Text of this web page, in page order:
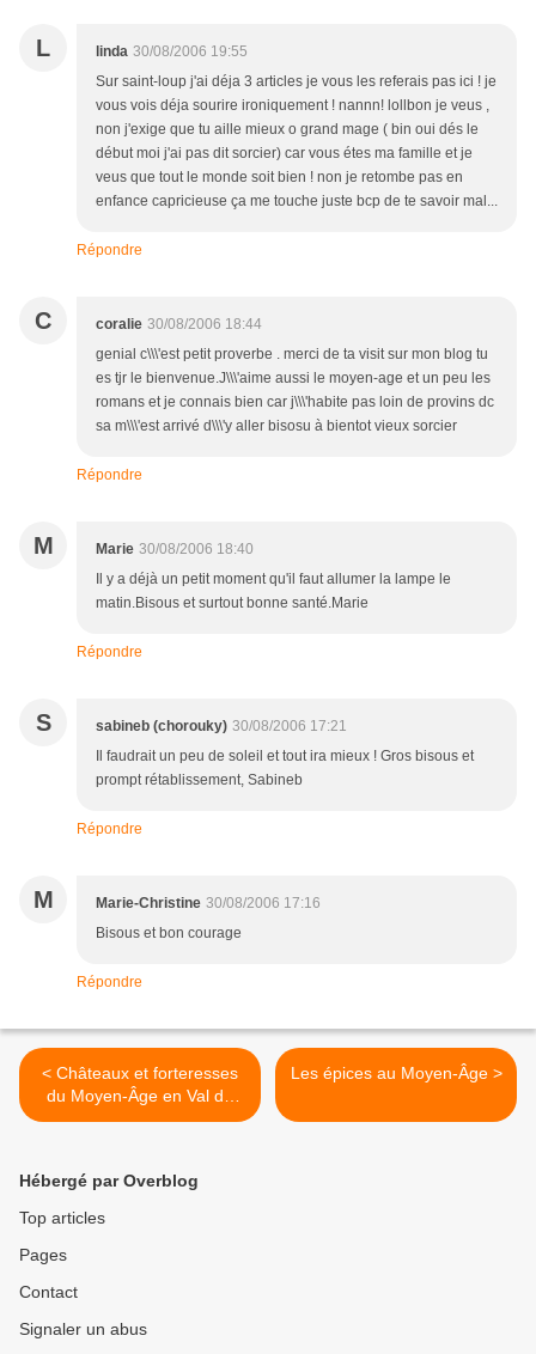
L linda 30/08/2006 19:55
Sur saint-loup j'ai déja 3 articles je vous les referais pas ici ! je
vous vois déja sourire ironiquement ! nannn! lollbon je veus ,
non j'exige que tu aille mieux o grand mage ( bin oui dés le
début moi j'ai pas dit sorcier) car vous étes ma famille et je
veus que tout le monde soit bien ! non je retombe pas en
enfance capricieuse ça me touche juste bcp de te savoir mal...
Répondre
C coralie 30/08/2006 18:44
genial c\\\'est petit proverbe . merci de ta visit sur mon blog tu
es tjr le bienvenue.J\\\'aime aussi le moyen-age et un peu les
romans et je connais bien car j\\\'habite pas loin de provins dc
sa m\\\'est arrivé d\\\'y aller bisosu à bientot vieux sorcier
Répondre
M Marie 30/08/2006 18:40
Il y a déjà un petit moment qu'il faut allumer la lampe le
matin.Bisous et surtout bonne santé.Marie
Répondre
S sabineb (chorouky) 30/08/2006 17:21
Il faudrait un peu de soleil et tout ira mieux ! Gros bisous et
prompt rétablissement, Sabineb
Répondre
M Marie-Christine 30/08/2006 17:16
Bisous et bon courage
Répondre
< Châteaux et forteresses
du Moyen-Âge en Val de
Loire
Les épices au Moyen-Âge >
Hébergé par Overblog
Top articles
Pages
Contact
Signaler un abus